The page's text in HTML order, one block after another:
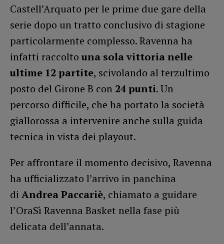
Castell’Arquato per le prime due gare della
serie dopo un tratto conclusivo di stagione
particolarmente complesso. Ravenna ha
infatti raccolto una sola vittoria nelle
ultime 12 partite, scivolando al terzultimo
posto del Girone B con 24 punti. Un
percorso difficile, che ha portato la società
giallorossa a intervenire anche sulla guida
tecnica in vista dei playout.
Per affrontare il momento decisivo, Ravenna
ha ufficializzato l’arrivo in panchina
di Andrea Paccariè, chiamato a guidare
l’OraSì Ravenna Basket nella fase più
delicata dell’annata.